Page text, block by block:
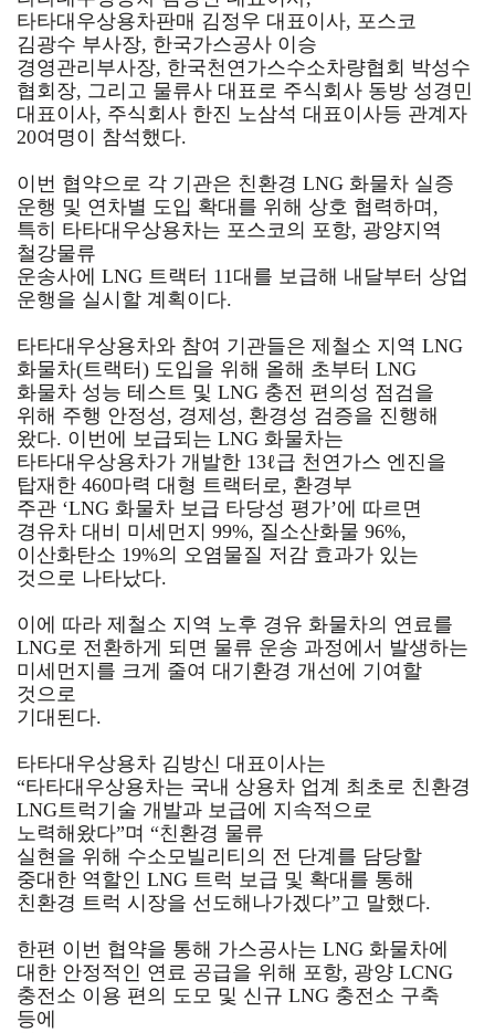
타타대우상용차판매 김정우 대표이사, 포스코
김광수 부사장, 한국가스공사 이승
경영관리부사장, 한국천연가스수소차량협회 박성수
협회장, 그리고 물류사 대표로 주식회사 동방 성경민
대표이사, 주식회사 한진 노삼석 대표이사등 관계자
20여명이 참석했다.
이번 협약으로 각 기관은 친환경 LNG 화물차 실증
운행 및 연차별 도입 확대를 위해 상호 협력하며,
특히 타타대우상용차는 포스코의 포항, 광양지역
철강물류
운송사에 LNG 트랙터 11대를 보급해 내달부터 상업
운행을 실시할 계획이다.
타타대우상용차와 참여 기관들은 제철소 지역 LNG
화물차(트랙터) 도입을 위해 올해 초부터 LNG
화물차 성능 테스트 및 LNG 충전 편의성 점검을
위해 주행 안정성, 경제성, 환경성 검증을 진행해
왔다. 이번에 보급되는 LNG 화물차는
타타대우상용차가 개발한 13ℓ급 천연가스 엔진을
탑재한 460마력 대형 트랙터로, 환경부
주관 ‘LNG 화물차 보급 타당성 평가’에 따르면
경유차 대비 미세먼지 99%, 질소산화물 96%,
이산화탄소 19%의 오염물질 저감 효과가 있는
것으로 나타났다.
이에 따라 제철소 지역 노후 경유 화물차의 연료를
LNG로 전환하게 되면 물류 운송 과정에서 발생하는
미세먼지를 크게 줄여 대기환경 개선에 기여할
것으로
기대된다.
타타대우상용차 김방신 대표이사는
“타타대우상용차는 국내 상용차 업계 최초로 친환경
LNG트럭기술 개발과 보급에 지속적으로
노력해왔다”며 “친환경 물류
실현을 위해 수소모빌리티의 전 단계를 담당할
중대한 역할인 LNG 트럭 보급 및 확대를 통해
친환경 트럭 시장을 선도해나가겠다”고 말했다.
한편 이번 협약을 통해 가스공사는 LNG 화물차에
대한 안정적인 연료 공급을 위해 포항, 광양 LCNG
충전소 이용 편의 도모 및 신규 LNG 충전소 구축
등에